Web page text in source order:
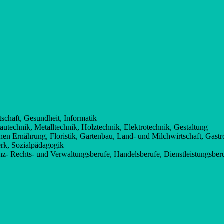
Gesundheit, Informatik
Metalltechnik, Holztechnik, Elektrotechnik, Gestaltung
Ernährung, Floristik, Gartenbau, Land- und Milchwirtschaft,
Sozialpädagogik
Rechts- und Verwaltungsberufe, Handelsberufe,